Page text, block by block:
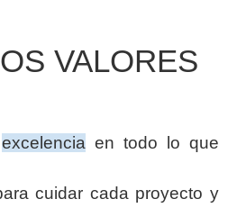
VALORES
excelencia en todo lo que
cuidar cada proyecto y